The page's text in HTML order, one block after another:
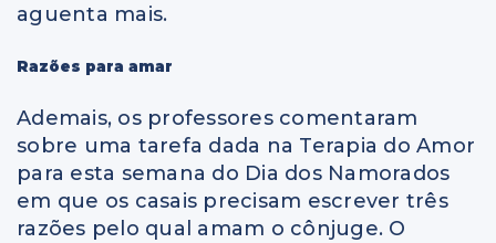
aguenta mais.
Razões para amar
Ademais, os professores comentaram
sobre uma tarefa dada na Terapia do Amor
para esta semana do Dia dos Namorados
em que os casais precisam escrever três
razões pelo qual amam o cônjuge. O